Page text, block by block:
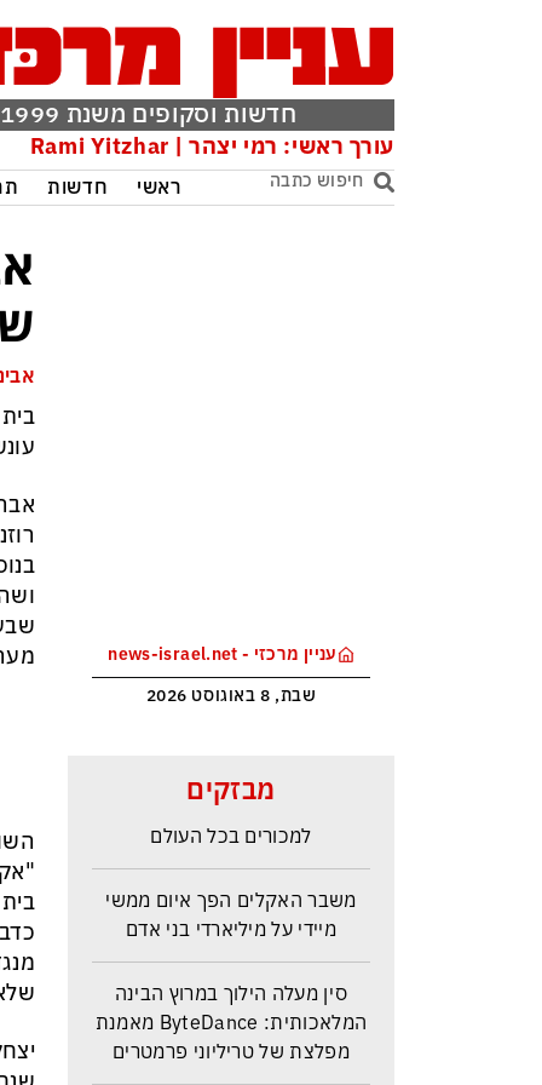
חדשות וסקופים משנת 1999
עורך ראשי: רמי יצהר | Rami Yitzhar
ראשי חדשות
עניין מרכזי - news-israel.net
שבת, 8 באוגוסט 2026
מבזקים
הקולומביאני ייקר את הקוקאין
למכורים בכל העולם
משבר האקלים הפך איום ממשי
מיידי על מיליארדי בני אדם
סין מעלה הילוך במרוץ הבינה
מפלצת של טריליוני פרמטרים
עונש